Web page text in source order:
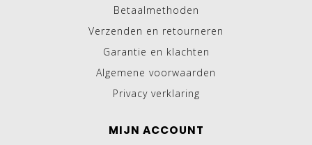
Betaalmethoden
Verzenden en retourneren
Garantie en klachten
Algemene voorwaarden
Privacy verklaring
MIJN ACCOUNT